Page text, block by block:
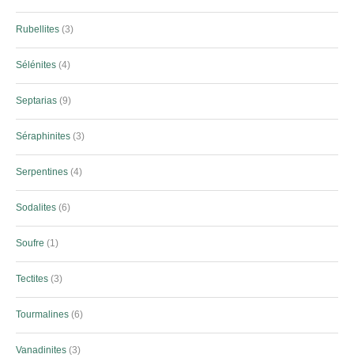
Rubellites 3
Sélénites 4
Septarias 9
Séraphinites 3
Serpentines 4
Sodalites 6
Soufre 1
Tectites 3
Tourmalines 6
Vanadinites 3